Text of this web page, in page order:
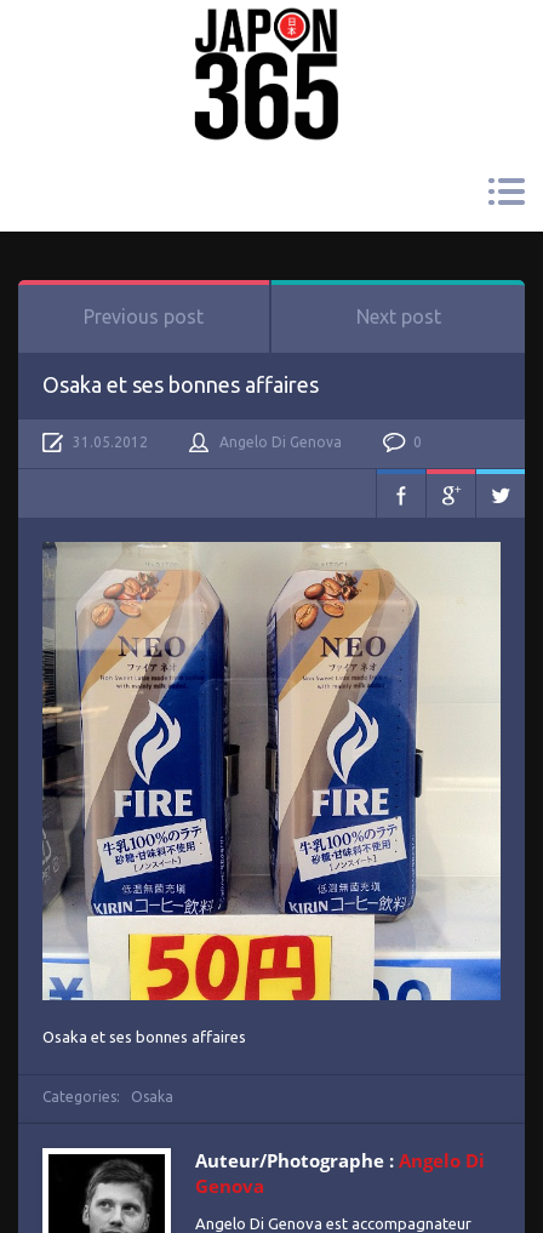
Previous post Next post
Osaka et ses bonnes affaires
31.05.2012 Angelo Di Genova 0
Osaka et ses bonnes affaires
Categories: Osaka
Auteur/Photographe : Angelo Di
Genova
Angelo Di Genova est accompagnateur